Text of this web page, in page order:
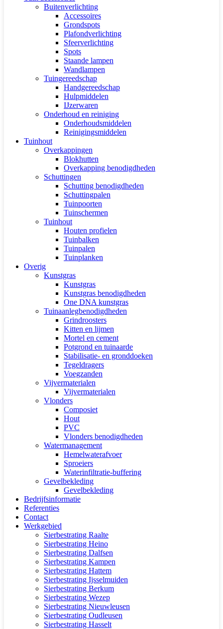
Buitenverlichting
Accessoires
Grondspots
Plafondverlichting
Sfeerverlichting
Spots
Staande lampen
Wandlampen
Tuingereedschap
Handgereedschap
Hulpmiddelen
IJzerwaren
Onderhoud en reiniging
Onderhoudsmiddelen
Reinigingsmiddelen
Tuinhout
Overkappingen
Blokhutten
Overkapping benodigdheden
Schuttingen
Schutting benodigdheden
Schuttingpalen
Tuinpoorten
Tuinschermen
Tuinhout
Houten profielen
Tuinbalken
Tuinpalen
Tuinplanken
Overig
Kunstgras
Kunstgras
Kunstgras benodigdheden
One DNA kunstgras
Tuinaanlegbenodigdheden
Grindroosters
Kitten en lijmen
Mortel en cement
Potgrond en tuinaarde
Stabilisatie- en gronddoeken
Tegeldragers
Voegzanden
Vijvermaterialen
Vijvermaterialen
Vlonders
Composiet
Hout
PVC
Vlonders benodigdheden
Watermanagement
Hemelwaterafvoer
Sproeiers
Waterinfiltratie-buffering
Gevelbekleding
Gevelbekleding
Bedrijfsinformatie
Referenties
Contact
Werkgebied
Sierbestrating Raalte
Sierbestrating Heino
Sierbestrating Dalfsen
Sierbestrating Kampen
Sierbestrating Hattem
Sierbestrating Ijsselmuiden
Sierbestrating Berkum
Sierbestrating Wezep
Sierbestrating Nieuwleusen
Sierbestrating Oudleusen
Sierbestrating Hasselt